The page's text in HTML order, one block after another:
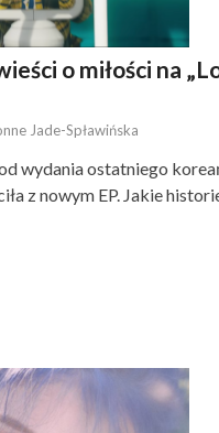
o miłości na
Jade-Spławińska
wydania ostatniego
z nowym EP. Jakie